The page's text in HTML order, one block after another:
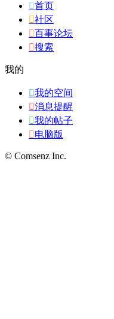
首页
社区
百事论坛
搜索
我的
我的空间
消息提醒
我的帖子
电脑版
© Comsenz Inc.